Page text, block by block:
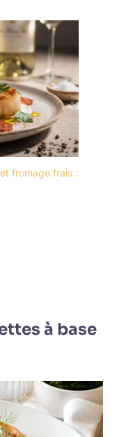
fromage frais :
à base